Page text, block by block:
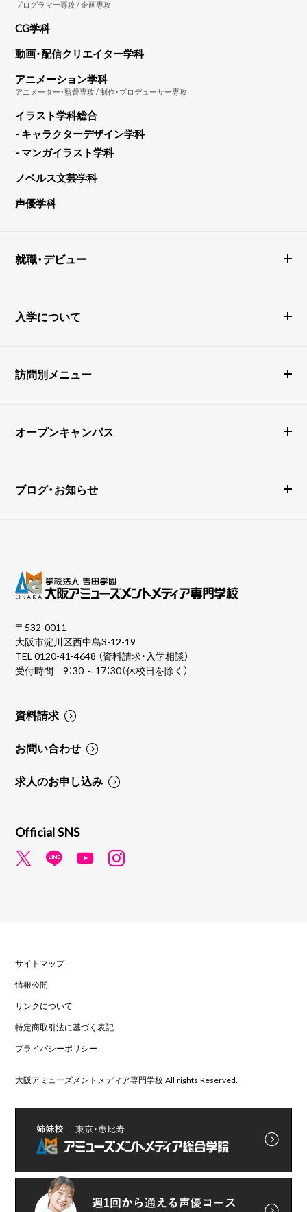
プログラマー専攻 / 企画専攻
CG学科
動画・配信クリエイター学科
アニメーション学科
アニメーター・監督専攻 / 制作・プロデューサー専攻
イラスト学科総合
- キャラクターデザイン学科
- マンガイラスト学科
ノベルス文芸学科
声優学科
就職・デビュー
入学について
訪問別メニュー
オープンキャンパス
ブログ・お知らせ
〒532-0011
大阪市淀川区西中島3-12-19
TEL0120-41-4648 （資料請求・入学相談）
受付時間 9：30 ～17：30（休校日を除く）
資料請求
お問い合わせ
求人のお申し込み
Official SNS
サイトマップ
情報公開
リンクについて
特定商取引法に基づく表記
プライバシーポリシー
大阪アミューズメントメディア専門学校 All rights Reserved.